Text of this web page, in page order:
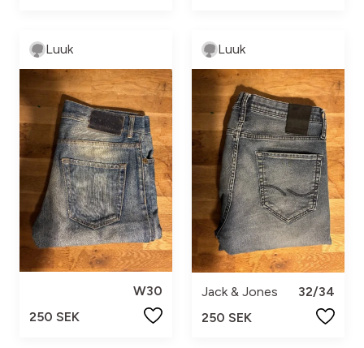
Luuk
W30
250 SEK
Luuk
Jack & Jones
32/34
250 SEK